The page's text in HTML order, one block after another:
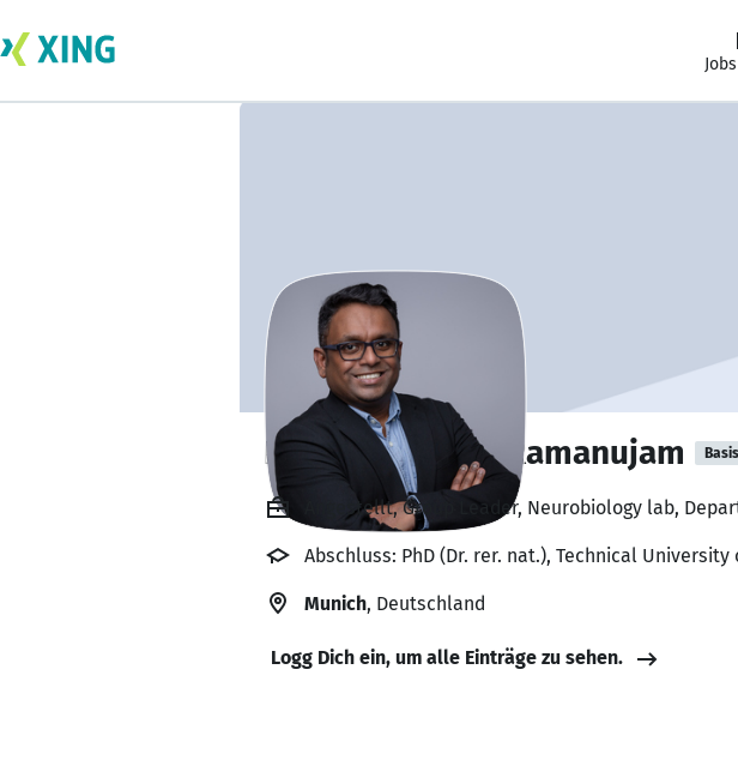
Deepak Prabhu Ramanujam Basis
Angestellt, Group Leader, Neurobiology lab,
Abschluss: PhD (Dr. rer. nat.), Technical University
Munich, Deutschland
Logg Dich ein, um alle Einträge zu sehen.